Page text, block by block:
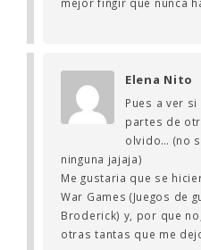
mejor fingir que nunca
Elena Nito
Pues a ver
partes de
olvido… (no
ninguna jajaja)
Me gustaria que se
War Games (Juegos de
Broderick) y, por que
otras tantas que me